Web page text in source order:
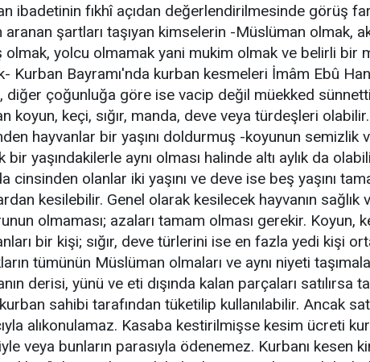
ibadetinin fıkhî açıdan değerlendi­rilmesinde görüş
aranan şartları taşıyan kimselerin -Müslüman olmak,
olmak, yolcu olmamak yani mukim olmak ve belirli bir
Kurban Bayramı'nda kurban kesmeleri İmâm Ebû
diğer çoğunluğa göre ise vacip değil müekked
koyun, keçi, sığır, manda, deve veya türdeşleri
hayvanlar bir yaşını doldurmuş -koyunun semizlik
bir yaşındakilerle aynı olması halinde altı aylık da
cinsinden olanlar iki yaşını ve deve ise beş yaşını
kesilebilir. Genel olarak kesilecek hayvanın sağlık
olmaması; azaları tamam olması gerekir. Koyun,
bir kişi; sığır, deve türlerini ise en fazla yedi kişi
tümünün Müslüman olmaları ve aynı niyeti
derisi, yünü ve eti dışında kalan parçaları satılırsa
sahibi tarafından tüketilip kullanılabilir. Ancak
alıkonulamaz. Kasaba kestirilmişse kesim ücreti
veya bunların parasıyla ödenemez. Kurbanı kesen